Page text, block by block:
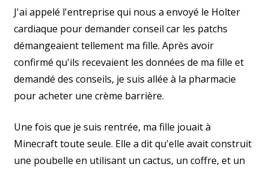
J'ai appelé l'entreprise qui nous a envoyé le Holter
cardiaque pour demander conseil car les patchs
démangeaient tellement ma fille. Après avoir
confirmé qu'ils recevaient les données de ma fille et
demandé des conseils, je suis allée à la pharmacie
pour acheter une crème barrière.
Une fois que je suis rentrée, ma fille jouait à
Minecraft toute seule. Elle a dit qu'elle avait construit
une poubelle en utilisant un cactus, un coffre, et un